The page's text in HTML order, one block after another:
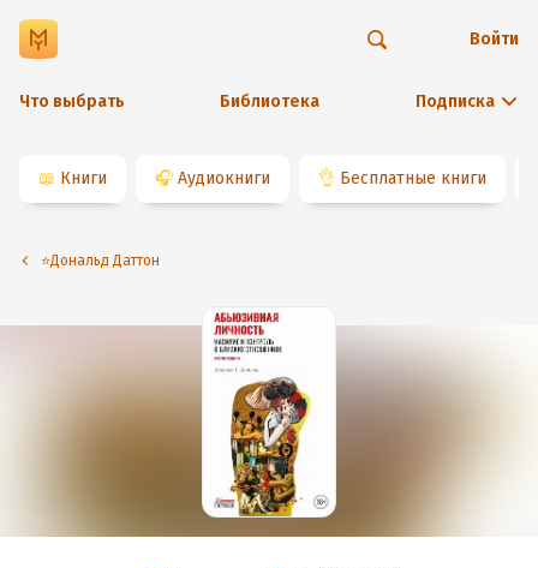
Что выбрать Библиотека Подписка
Войти
📖 Книги 🎧 Аудиокниги 👌 Бесплатные книги
⭐️Дональд Даттон